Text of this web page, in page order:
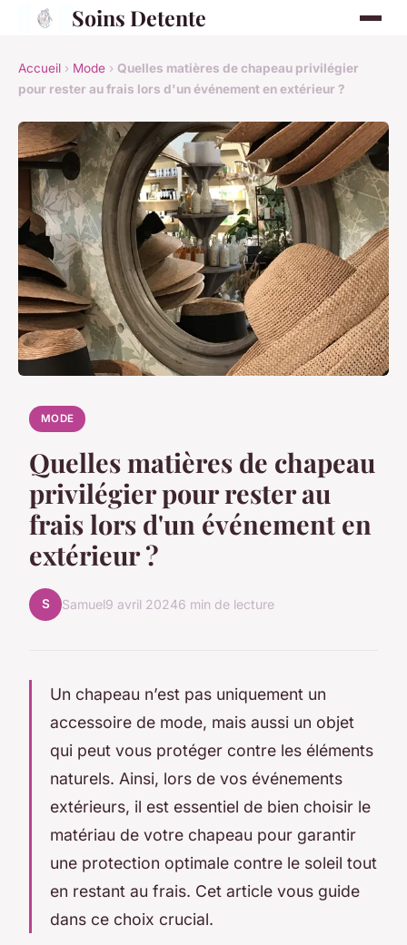
Soins Detente
Accueil › Mode › Quelles matières de chapeau privilégier
pour rester au frais lors d'un événement en extérieur ?
MODE
Quelles matières de chapeau
privilégier pour rester au
frais lors d'un événement en
extérieur ?
S Samuel9 avril 20246 min de lecture
Un chapeau n’est pas uniquement un
accessoire de mode, mais aussi un objet
qui peut vous protéger contre les éléments
naturels. Ainsi, lors de vos événements
extérieurs, il est essentiel de bien choisir le
matériau de votre chapeau pour garantir
une protection optimale contre le soleil tout
en restant au frais. Cet article vous guide
dans ce choix crucial.